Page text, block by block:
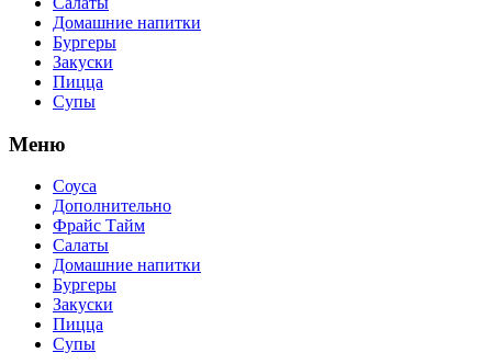
Домашние напитки
Бургеры
Закуски
Пицца
Супы
Меню
Соуса
Дополнительно
Фрайс Тайм
Салаты
Домашние напитки
Бургеры
Закуски
Пицца
Супы